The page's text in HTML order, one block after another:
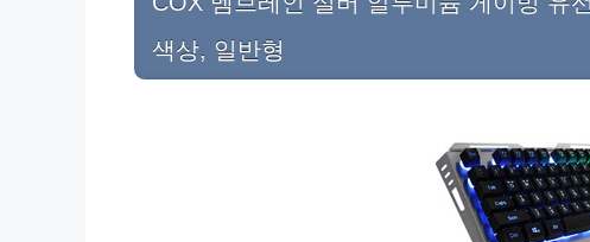
색상, 일반형